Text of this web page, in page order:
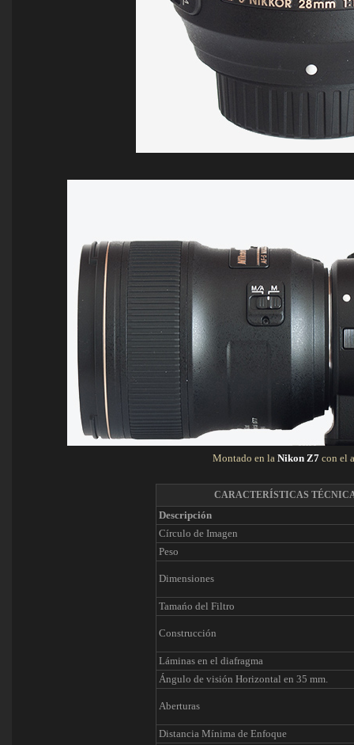
Montado en la Nikon Z7con el
CARACTERÍSTICAS
Descripción
Círculo de Imagen
Peso
Dimensiones
Tamańo del Filtro
Construcción
Láminas en el diafragma
Ángulo de visión Horizontal en 35 mm.
Aberturas
Distancia Mínima de Enfoque